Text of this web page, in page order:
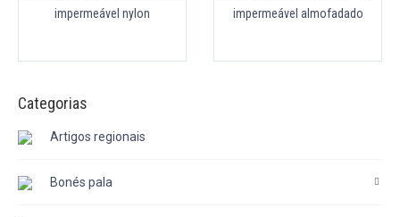
impermeável nylon
impermeável almofadado
Categorias
Artigos regionais
Bonés pala